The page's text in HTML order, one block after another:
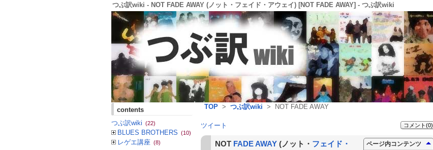
つぶ訳wiki - NOT FADE AWAY (ノット・フェイド・アウェイ) [NOT FADE AWAY] - つぶ訳wiki
TOP > つぶ訳wiki > NOT FADE AWAY
ツイート コメント(0)
ページ内コンテンツ
NOT FADE AWAY(ノット・ フェイド・
contents
つぶ訳wiki (22)
BLUES BROTHERS (10)
レゲエ講座 (8)